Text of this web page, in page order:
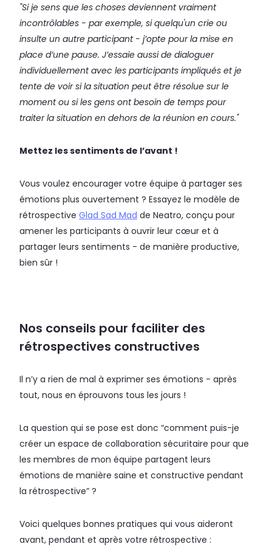
"Si je sens que les choses deviennent vraiment
incontrôlables - par exemple, si quelqu'un crie ou
insulte un autre participant - j’opte pour la mise en
place d’une pause. J’essaie aussi de dialoguer
individuellement avec les participants impliqués et je
tente de voir si la situation peut être résolue sur le
moment ou si les gens ont besoin de temps pour
traiter la situation en dehors de la réunion en cours."
Mettez les sentiments de l’avant !
Vous voulez encourager votre équipe à partager ses
émotions plus ouvertement ? Essayez le modèle de
rétrospective Glad Sad Mad de Neatro, conçu pour
amener les participants à ouvrir leur cœur et à
partager leurs sentiments - de manière productive,
bien sûr !
Nos conseils pour faciliter des
rétrospectives constructives
Il n’y a rien de mal à exprimer ses émotions - après
tout, nous en éprouvons tous les jours !
La question qui se pose est donc “comment puis-je
créer un espace de collaboration sécuritaire pour que
les membres de mon équipe partagent leurs
émotions de manière saine et constructive pendant
la rétrospective” ?
Voici quelques bonnes pratiques qui vous aideront
avant, pendant et après votre rétrospective :